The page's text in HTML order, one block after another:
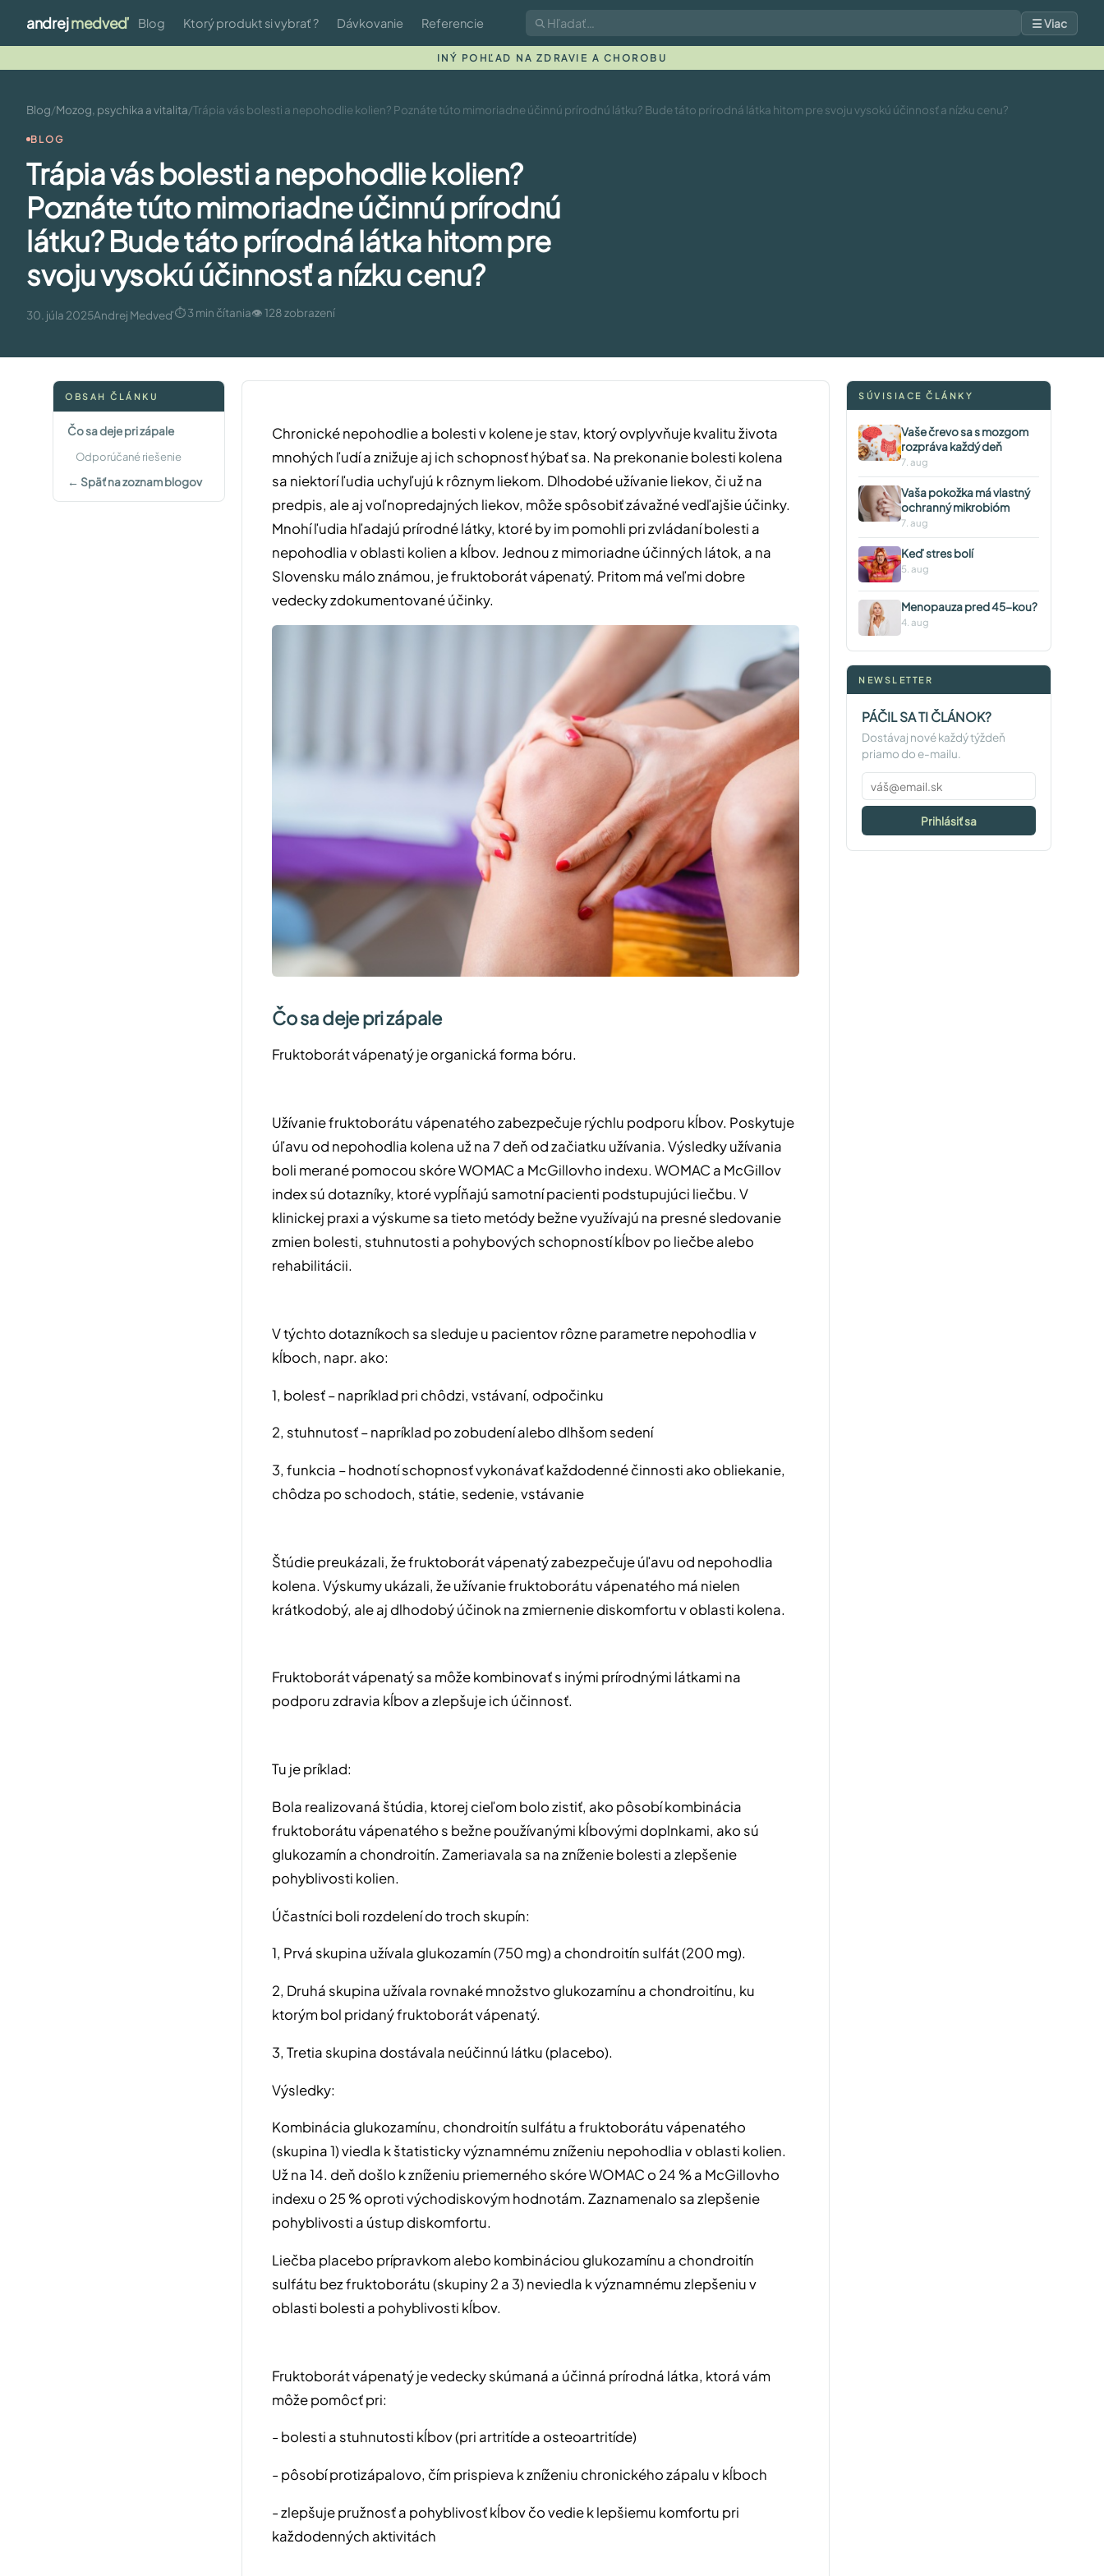
andrejmedveď Blog Ktorý produkt si vybrať ? Dávkovanie Referencie ☰ Viac
INÝ POHĽAD NA ZDRAVIE A CHOROBU
Blog/Mozog, psychika a vitalita/Trápia vás bolesti a nepohodlie kolien? Poznáte túto mimoriadne účinnú prírodnú látku? Bude táto prírodná látka hitom pre svoju vysokú účinnosť a nízku cenu?
BLOG
Trápia vás bolesti a nepohodlie kolien?
Poznáte túto mimoriadne účinnú prírodnú
látku? Bude táto prírodná látka hitom pre
svoju vysokú účinnosť a nízku cenu?
30. júla 2025Andrej Medveď⏱ 3 min čítania👁 128 zobrazení
OBSAH ČLÁNKU
Čo sa deje pri zápale
Odporúčané riešenie
← Späť na zoznam blogov
Chronické nepohodlie a bolesti v kolene je stav, ktorý ovplyvňuje kvalitu života
mnohých ľudí a znižuje aj ich schopnosť hýbať sa. Na prekonanie bolesti kolena
sa niektorí ľudia uchyľujú k rôznym liekom. Dlhodobé užívanie liekov, či už na
predpis, ale aj voľnopredajných liekov, môže spôsobiť závažné vedľajšie účinky.
Mnohí ľudia hľadajú prírodné látky, ktoré by im pomohli pri zvládaní bolesti a
nepohodlia v oblasti kolien a kĺbov. Jednou z mimoriadne účinných látok, a na
Slovensku málo známou, je fruktoborát vápenatý. Pritom má veľmi dobre
vedecky zdokumentované účinky.
Čo sa deje pri zápale
Fruktoborát vápenatý je organická forma bóru.
Užívanie fruktoborátu vápenatého zabezpečuje rýchlu podporu kĺbov. Poskytuje
úľavu od nepohodlia kolena už na 7 deň od začiatku užívania. Výsledky užívania
boli merané pomocou skóre WOMAC a McGillovho indexu. WOMAC a McGillov
index sú dotazníky, ktoré vypĺňajú samotní pacienti podstupujúci liečbu. V
klinickej praxi a výskume sa tieto metódy bežne využívajú na presné sledovanie
zmien bolesti, stuhnutosti a pohybových schopností kĺbov po liečbe alebo
rehabilitácii.
V týchto dotazníkoch sa sleduje u pacientov rôzne parametre nepohodlia v
kĺboch, napr. ako:
1, bolesť – napríklad pri chôdzi, vstávaní, odpočinku
2, stuhnutosť – napríklad po zobudení alebo dlhšom sedení
3, funkcia – hodnotí schopnosť vykonávať každodenné činnosti ako obliekanie,
chôdza po schodoch, státie, sedenie, vstávanie
Štúdie preukázali, že fruktoborát vápenatý zabezpečuje úľavu od nepohodlia
kolena. Výskumy ukázali, že užívanie fruktoborátu vápenatého má nielen
krátkodobý, ale aj dlhodobý účinok na zmiernenie diskomfortu v oblasti kolena.
Fruktoborát vápenatý sa môže kombinovať s inými prírodnými látkami na
podporu zdravia kĺbov a zlepšuje ich účinnosť.
Tu je príklad:
Bola realizovaná štúdia, ktorej cieľom bolo zistiť, ako pôsobí kombinácia
fruktoborátu vápenatého s bežne používanými kĺbovými doplnkami, ako sú
glukozamín a chondroitín. Zameriavala sa na zníženie bolesti a zlepšenie
pohyblivosti kolien.
Účastníci boli rozdelení do troch skupín:
1, Prvá skupina užívala glukozamín (750 mg) a chondroitín sulfát (200 mg).
2, Druhá skupina užívala rovnaké množstvo glukozamínu a chondroitínu, ku
ktorým bol pridaný fruktoborát vápenatý.
3, Tretia skupina dostávala neúčinnú látku (placebo).
Výsledky:
Kombinácia glukozamínu, chondroitín sulfátu a fruktoborátu vápenatého
(skupina 1) viedla k štatisticky významnému zníženiu nepohodlia v oblasti kolien.
Už na 14. deň došlo k zníženiu priemerného skóre WOMAC o 24 % a McGillovho
indexu o 25 % oproti východiskovým hodnotám. Zaznamenalo sa zlepšenie
pohyblivosti a ústup diskomfortu.
Liečba placebo prípravkom alebo kombináciou glukozamínu a chondroitín
sulfátu bez fruktoborátu (skupiny 2 a 3) neviedla k významnému zlepšeniu v
oblasti bolesti a pohyblivosti kĺbov.
Fruktoborát vápenatý je vedecky skúmaná a účinná prírodná látka, ktorá vám
môže pomôcť pri:
- bolesti a stuhnutosti kĺbov (pri artritíde a osteoartritíde)
- pôsobí protizápalovo, čím prispieva k zníženiu chronického zápalu v kĺboch
- zlepšuje pružnosť a pohyblivosť kĺbov čo vedie k lepšiemu komfortu pri
každodenných aktivitách
SÚVISIACE ČLÁNKY
Vaše črevo sa s mozgom
rozpráva každý deň
7. aug
Vaša pokožka má vlastný
ochranný mikrobióm
7. aug
Keď stres bolí
5. aug
Menopauza pred 45-kou?
4. aug
NEWSLETTER
PÁČIL SA TI ČLÁNOK?
Dostávaj nové každý týždeň
priamo do e-mailu.
Prihlásiť sa